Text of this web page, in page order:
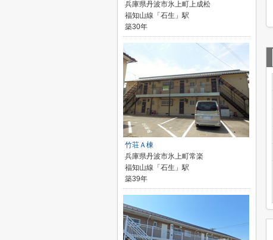
兵庫県丹波市氷上町上成松
福知山線「石生」駅
築30年
竹荘Ａ棟
兵庫県丹波市氷上町常楽
福知山線「石生」駅
築39年